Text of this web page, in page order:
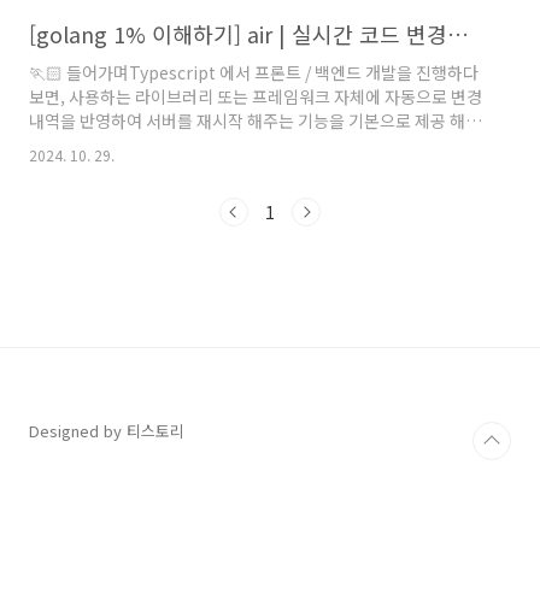
행 ) 등의 과정을 거치게 됩니다. 코드의 변경 과정이 생긴다면 2 ~
4 과정을 반복해야하는 불편함이 있습니다. 하지만, docker 이미
지 빌드 과정에서 docker container 와 로컬 레포를 연동하고, 코
드의 ..
[golang 1% 이해하기] air | 실시간 코드 변경을 위한 live-reload 기능 도입하기 #1 설치하기
🏃🏻 들어가며Typescript 에서 프론트 / 백엔드 개발을 진행하다
보면, 사용하는 라이브러리 또는 프레임워크 자체에 자동으로 변경
내역을 반영하여 서버를 재시작 해주는 기능을 기본으로 제공 해주
거나 별도로 nodemon 과 같은 라이브러리를 사용하여 해당 기능
을 구현할 수 있습니다. 예를 들면, ReactJS, NestJs, nodemon
능이 없어 검색을 하는 과정에서 변경 내역을 자동으로 반영하여 서
2024. 10. 29.
1
Designed by 티스토리